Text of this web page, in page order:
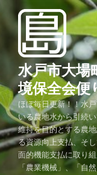
ス
キ
ッ
プ
水戸市大場
境保全会便
ほぼ毎日更新！！水
いる農地水から引続
維持を目的とする農
る資源向上支払、そ
面的機能支払に取り
「農業機械」、「自